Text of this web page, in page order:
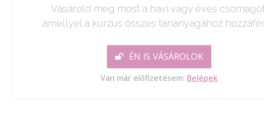
Vásárold meg most a havi vagy éves
amellyel a kurzus összes tananyagához
ÉN IS VÁSÁROLOK
Van már előfizetésem: Belépek